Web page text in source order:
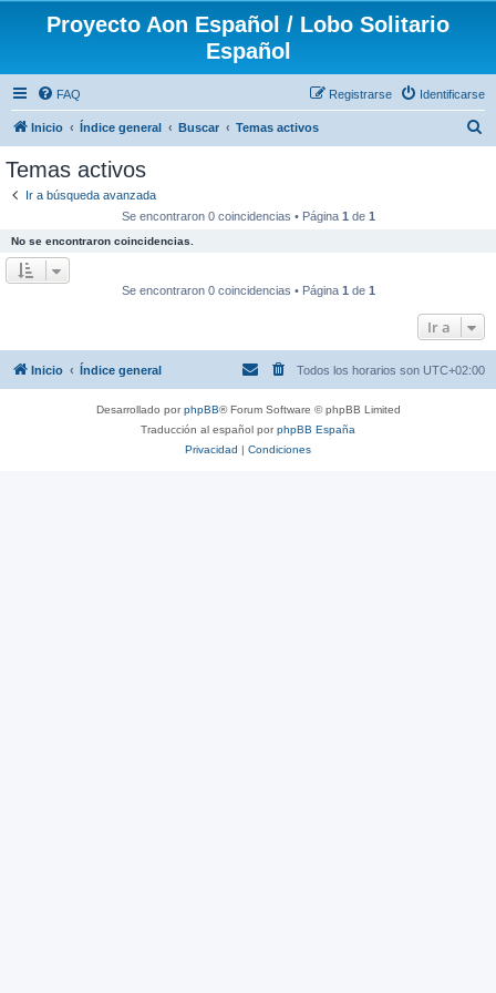
Proyecto Aon Español / Lobo Solitario
Español
FAQ Identificarse
Registrarse
Inicio Índice general Buscar Temas activos
Temas activos
Ir a búsqueda avanzada
Se encontraron 0 coincidencias • Página 1 de 1
No se encontraron coincidencias.
Se encontraron 0 coincidencias • Página 1 de 1
Ir a
Inicio Índice general Todos los horarios son UTC+02:00
Desarrollado porphpBB® Forum Software © phpBB Limited
Traducción al español porphpBB España
Privacidad | Condiciones